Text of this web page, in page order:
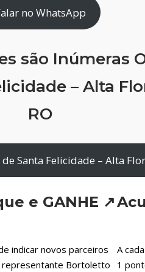
no WhatsApp
são Inúmeras
– Alta
RO
Santa Felicidade – Alta
e GANHE ↗
indicar novos parceiros
representante Bortoletto
A
1